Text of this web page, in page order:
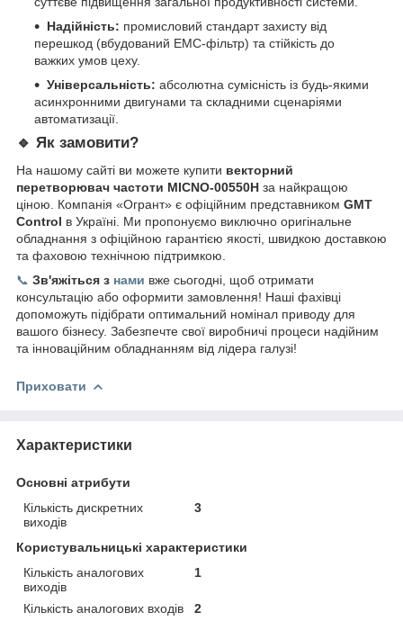
Надійність: промисловий стандарт захисту від
перешкод (вбудований ЕМС-фільтр) та стійкість до
важких умов цеху.
Універсальність: абсолютна сумісність із будь-якими
асинхронними двигунами та складними сценаріями
автоматизації.
🔹 Як замовити?
На нашому сайті ви можете купити векторний
перетворювач частоти MICNO-00550H за найкращою
ціною. Компанія «Огрант» є офіційним представником GMT
Control в Україні. Ми пропонуємо виключно оригінальне
обладнання з офіційною гарантією якості, швидкою доставкою
та фаховою технічною підтримкою.
📞 Зв'яжіться з нами вже сьогодні, щоб отримати
консультацію або оформити замовлення! Наші фахівці
допоможуть підібрати оптимальний номінал приводу для
вашого бізнесу. Забезпечте свої виробничі процеси надійним
та інноваційним обладнанням від лідера галузі!
Приховати
Характеристики
Основні атрибути
Кількість дискретних
виходів
3
Користувальницькі характеристики
Кількість аналогових
виходів
1
Кількість аналогових входів
2